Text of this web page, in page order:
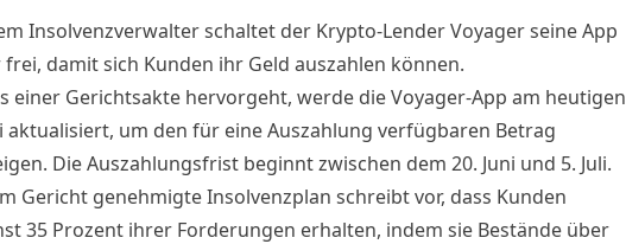
Insolvenzverwalter schaltet der Krypto-Lender Voyager seine App
damit sich Kunden ihr Geld auszahlen können.
einer Gerichtsaktehervorgeht, werde die Voyager-App am heutigen
aktualisiert, um den für eine Auszahlung verfügbaren Betrag
Die Auszahlungsfrist beginnt zwischen dem 20. Juni und 5. Juli.
Gericht genehmigte Insolvenzplan schreibt vor, dass Kunden
35 Prozent ihrer Forderungen erhalten, indem sie Bestände über